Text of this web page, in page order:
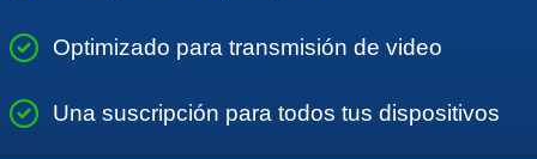
Optimizado para transmisión de video
Una suscripción para todos tus dispositivos